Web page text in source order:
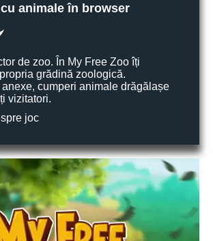
animale în browser
de zoo. În My Free Zoo îți
grădină zoologică.
cumperi animale drăgălașe
vizitatori.
joc